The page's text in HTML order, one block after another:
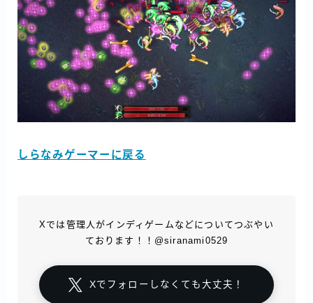
しらなみゲーマーに戻る
Xでは管理人がインディゲームなどについてつぶやい
ております！！@siranami0529
Xでフォローしなくても大丈夫！